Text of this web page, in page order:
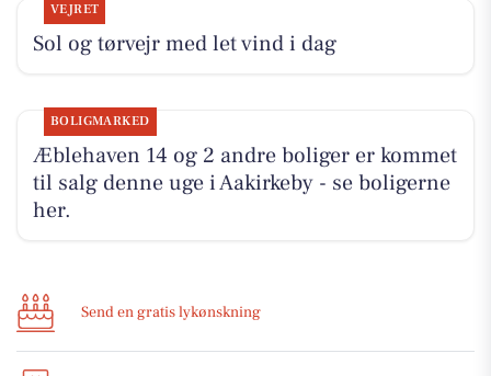
VEJRET
Sol og tørvejr med let vind i dag
BOLIGMARKED
Æblehaven 14 og 2 andre boliger er kommet
til salg denne uge i Aakirkeby - se boligerne
her.
Send en gratis lykønskning